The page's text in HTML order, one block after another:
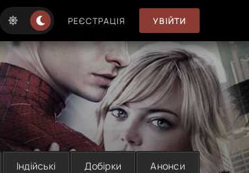
РЕЄСТРАЦІЯ УВІЙТИ
Індійські Добірки Анонси